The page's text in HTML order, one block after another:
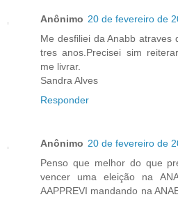
Anônimo 20 de fevereiro de
Me desfiliei da Anabb atraves
tres anos.Precisei sim
me livrar.
Sandra Alves
Responder
Anônimo 20 de fevereiro de
Penso que melhor do que
vencer uma eleição na
AAPPREVI mandando na